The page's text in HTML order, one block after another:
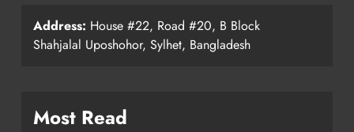
Address: House #22, Road #20, B Block
Shahjalal Uposhohor, Sylhet, Bangladesh
Most Read